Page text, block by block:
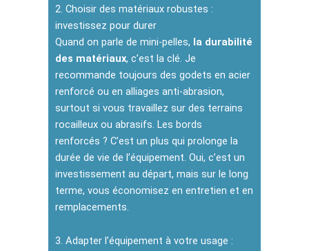
2. Choisir des matériaux robustes :
investissez pour durer
Quand on parle de mini-pelles, la durabilité
des matériaux, c’est la clé. Je
recommande toujours des godets en acier
renforcé ou en alliages anti-abrasion,
surtout si vous travaillez sur des terrains
rocailleux ou abrasifs. Les bords
renforcés ? C’est un plus qui prolonge la
durée de vie de l’équipement. Oui, c’est un
investissement au départ, mais sur le long
terme, vous économisez en entretien et en
remplacements.
3. Adapter l’équipement à votre usage :